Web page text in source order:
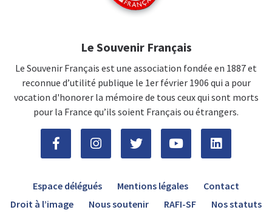
Le Souvenir Français
Le Souvenir Français est une association fondée en 1887 et
reconnue d’utilité publique le 1er février 1906 qui a pour
vocation d'honorer la mémoire de tous ceux qui sont morts
pour la France qu’ils soient Français ou étrangers.
Espace délégués Mentions légales
Contact
Droit à l’image
Nous soutenir RAFI-SF Nos statuts